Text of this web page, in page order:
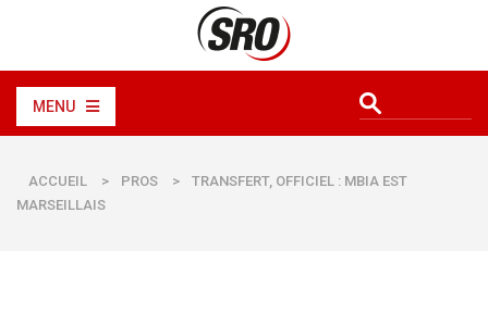
MENU
ACCUEIL > PROS >
TRANSFERT, OFFICIEL : MBIA EST
MARSEILLAIS